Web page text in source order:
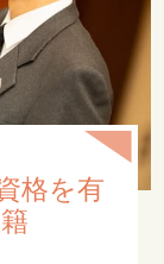
格を有